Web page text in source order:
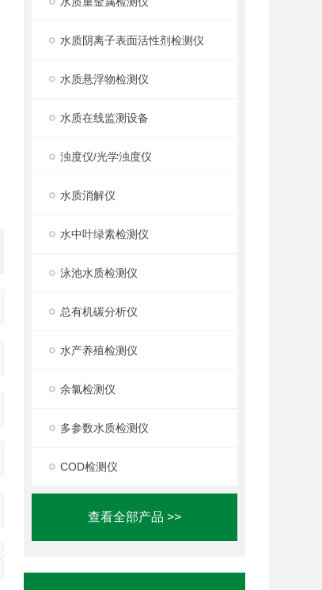
水质阴离子表面活性剂检测仪
水质悬浮物检测仪
水质在线监测设备
浊度仪/光学浊度仪
水质消解仪
水中叶绿素检测仪
泳池水质检测仪
总有机碳分析仪
水产养殖检测仪
余氯检测仪
多参数水质检测仪
COD检测仪
查看全部产品 >>